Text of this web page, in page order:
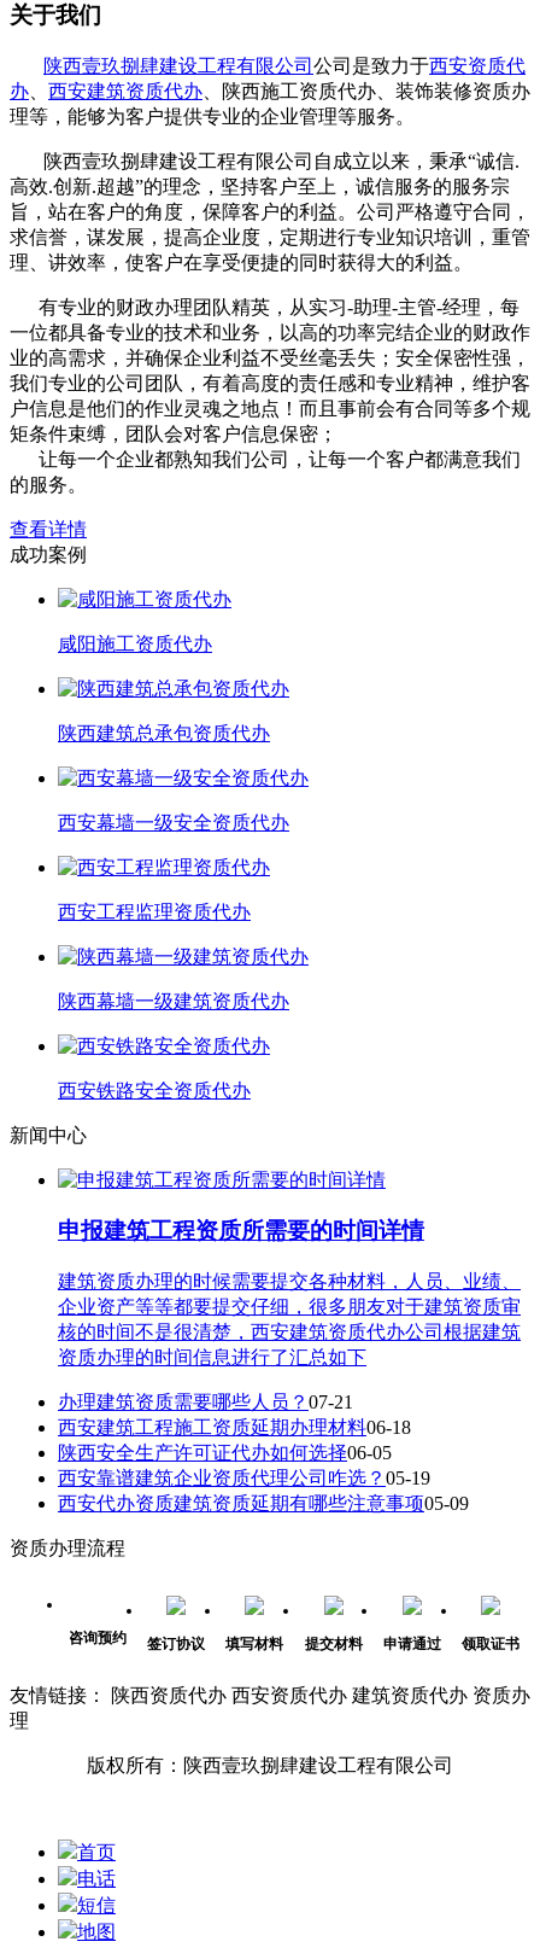
关于我们
陕西壹玖捌肆建设工程有限公司 公司是致力于西安资质代
办
西安建筑资质代办 、陕西施工资质代办、装饰装修资质办
理等，能够为客户提供专业的企业管理等服务。
陕西壹玖捌肆建设工程有限公司自成立以来，秉承“诚信.
高效.创新.超越”的理念，坚持客户至上，诚信服务的服务宗
旨，站在客户的角度，保障客户的利益。公司严格遵守合同，
求信誉，谋发展，提高企业度，定期进行专业知识培训，重管
理、讲效率，使客户在享受便捷的同时获得大的利益。
有专业的财政办理团队精英，从实习-助理-主管-经理，每
一位都具备专业的技术和业务，以高的功率完结企业的财政作
业的高需求，并确保企业利益不受丝毫丢失；安全保密性强，
我们专业的公司团队，有着高度的责任感和专业精神，维护客
户信息是他们的作业灵魂之地点！而且事前会有合同等多个规
矩条件束缚，团队会对客户信息保密；
让每一个企业都熟知我们公司，让每一个客户都满意我们
的服务。
查看详情
成功案例
咸阳施工资质代办
陕西建筑总承包资质代办
西安幕墙一级安全资质代办
西安工程监理资质代办
陕西幕墙一级建筑资质代办
西安铁路安全资质代办
新闻中心
申报建筑工程资质所需要的时间详情
建筑资质办理的时候需要提交各种材料，人员、业绩、
企业资产等等都要提交仔细，很多朋友对于建筑资质审
核的时间不是很清楚，西安建筑资质代办公司根据建筑
资质办理的时间信息进行了汇总如下
办理建筑资质需要哪些人员？ 07-21
西安建筑工程施工资质延期办理材料06-18
陕西安全生产许可证代办如何选择06-05
西安靠谱建筑企业资质代理公司咋选？ 05-19
西安代办资质建筑资质延期有哪些注意事项05-09
资质办理流程
咨询预约 签订协议 填写材料 提交材料 申请通过 领取证书
友情链接： 陕西资质代办 西安资质代办 建筑资质代办 资质办
理
版权所有：陕西壹玖捌肆建设工程有限公司
首页
电话
短信
地图